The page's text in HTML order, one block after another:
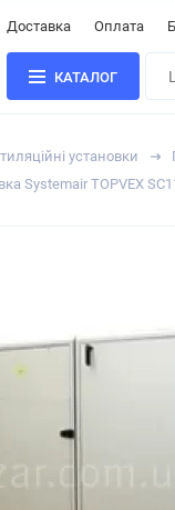
Доставка Оплата
КАТАЛОГ
установки
Systemair TOPVEX